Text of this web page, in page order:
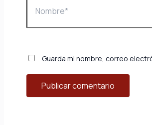
Guarda mi nombre, correo